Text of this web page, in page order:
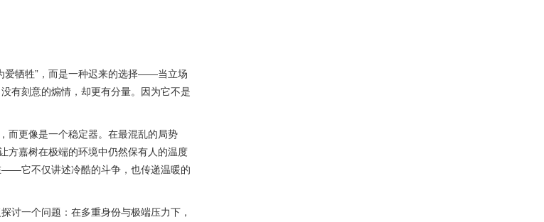
爱牺牲”，而是一种迟来的选择——当立场
有刻意的煽情，却更有分量。因为它不是
而更像是一个稳定器。在最混乱的局势
方嘉树在极端的环境中仍然保有人的温度
——它不仅讲述冷酷的斗争，也传递温暖的
讨一个问题：在多重身份与极端压力下，